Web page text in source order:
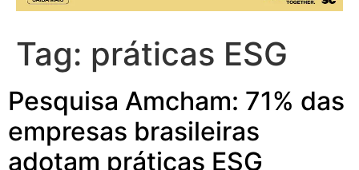
Tag: práticas ESG
Pesquisa Amcham: 71% das
empresas brasileiras
adotam práticas ESG